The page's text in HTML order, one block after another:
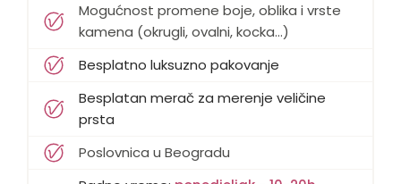
Mogućnost promene boje, oblika i vrste
kamena (okrugli, ovalni, kocka...)
Besplatno luksuzno pakovanje
Besplatan merač za merenje veličine
prsta
Poslovnica u Beogradu